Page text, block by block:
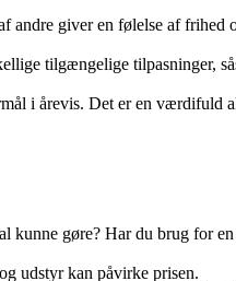
giver en følelse af
tilgængelige tilpasninger,
i årevis. Det er en værdifuld
gøre? Har du brug for
udstyr kan påvirke prisen.